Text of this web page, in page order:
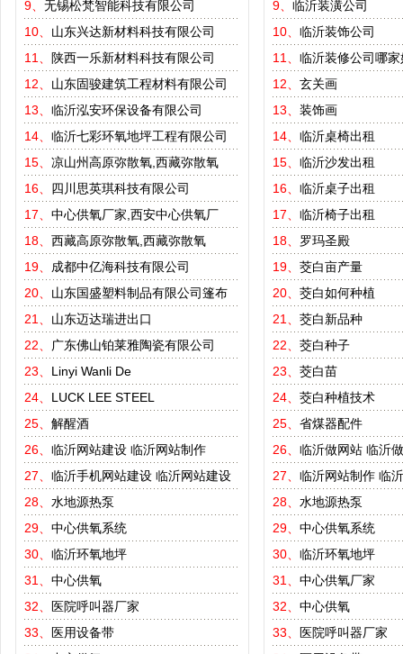
9、 无锡松梵智能科技有限公司
10、 山东兴达新材料科技有限公司
11、
陕西一乐新材料科技有限公司
12、 山东固骏建筑工程材料有限公司
13、 临沂泓安环保设备有限公司
14、 临沂七彩环氧地坪工程有限公司
15、 凉山州高原弥散氧,西藏弥散氧
16、 四川思英琪科技有限公司
17、 中心供氧厂家,西安中心供氧厂
18、 西藏高原弥散氧,西藏弥散氧
19、 成都中亿海科技有限公司
20、 山东国盛塑料制品有限公司篷布
21、 山东迈达瑞进出口
22、
广东佛山铂莱雅陶瓷有限公司
23、 Linyi Wanli De
24、 LUCK LEE STEEL
25、 解醒酒
26、 临沂网站建设 临沂网站制作
27、 临沂手机网站建设 临沂网站建设
28、 水地源热泵
29、 中心供氧系统
30、 临沂环氧地坪
31、 中心供氧
32、
医院呼叫器厂家
33、
医用设备带
9、 临沂装潢公司
10、 临沂装饰公司
11、 临沂装修公司哪家
12、 玄关画
13、 装饰画
14、 临沂桌椅出租
15、 临沂沙发出租
16、 临沂桌子出租
17、 临沂椅子出租
18、 罗玛圣殿
19、 茭白亩产量
20、 茭白如何种植
21、 茭白新品种
22、 茭白种子
23、 茭白苗
24、 茭白种植技术
25、 省煤器配件
26、 临沂做网站 临沂
27、 临沂网站制作 临
28、 水地源热泵
29、 中心供氧系统
30、 临沂环氧地坪
31、 中心供氧厂家
32、 中心供氧
33、
医院呼叫器厂家